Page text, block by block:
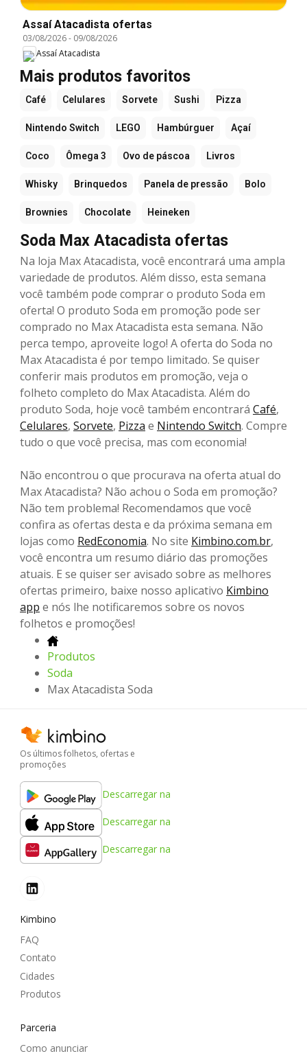
Assaí Atacadista ofertas
03/08/2026- 09/08/2026
Assaí Atacadista
Mais produtos favoritos
Café Celulares Sorvete Sushi Pizza
Nintendo Switch LEGO Hambúrguer Açaí
Coco Ômega 3 Ovo de páscoa Livros
Whisky Brinquedos Panela de pressão Bolo
Brownies Chocolate Heineken
Soda Max Atacadista ofertas
Na loja Max Atacadista, você encontrará uma ampla
variedade de produtos. Além disso, esta semana
você também pode comprar o produto Soda em
oferta! O produto Soda em promoção pode ser
comprado no Max Atacadista esta semana. Não
perca tempo, aproveite logo! A oferta do Soda no
Max Atacadista é por tempo limitado. Se quiser
conferir mais produtos em promoção, veja o
folheto completo do Max Atacadista. Além do
produto Soda, hoje você também encontrará Café,
Celulares, Sorvete, Pizza e Nintendo Switch. Compre
tudo o que você precisa, mas com economia!
Não encontrou o que procurava na oferta atual do
Max Atacadista? Não achou o Soda em promoção?
Não tem problema! Recomendamos que você
confira as ofertas desta e da próxima semana em
lojas como RedEconomia. No site Kimbino.com.br,
você encontra um resumo diário das promoções
atuais. E se quiser ser avisado sobre as melhores
ofertas primeiro, baixe nosso aplicativo Kimbino
app e nós lhe notificaremos sobre os novos
folhetos e promoções!
Produtos
Soda
Max Atacadista Soda
Os últimos folhetos, ofertas e
promoções
Descarregar na
Descarregar na
Descarregar na
Kimbino
FAQ
Contato
Cidades
Produtos
Parceria
Como anunciar